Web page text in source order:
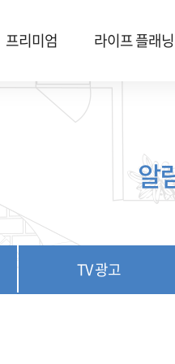
프리미엄 라이프 플래닝
알
TV 광고